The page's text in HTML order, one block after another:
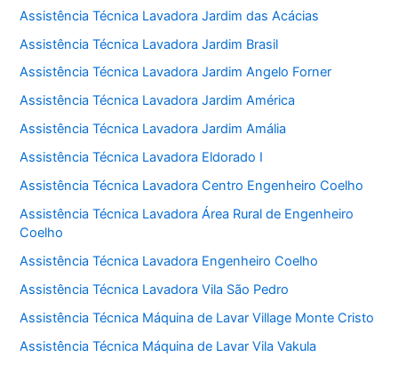
Assistência Técnica Lavadora Jardim das Acácias
Assistência Técnica Lavadora Jardim Brasil
Assistência Técnica Lavadora Jardim Angelo Forner
Assistência Técnica Lavadora Jardim América
Assistência Técnica Lavadora Jardim Amália
Assistência Técnica Lavadora Eldorado I
Assistência Técnica Lavadora Centro Engenheiro Coelho
Assistência Técnica Lavadora Área Rural de Engenheiro
Coelho
Assistência Técnica Lavadora Engenheiro Coelho
Assistência Técnica Lavadora Vila São Pedro
Assistência Técnica Máquina de Lavar Village Monte Cristo
Assistência Técnica Máquina de Lavar Vila Vakula